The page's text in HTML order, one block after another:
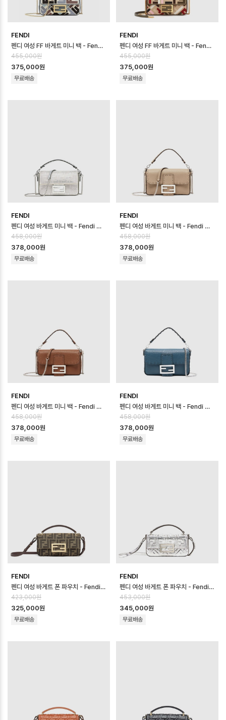
FENDI
펜디 여성 FF 바게트 미니 백 - Fendi Womens FF Baguette Mini …
455,000원
375,000원
무료배송
FENDI
펜디 여성 FF 바게트 미니 백 - Fendi Womens FF Baguette Mini …
455,000원
375,000원
무료배송
FENDI
펜디 여성 바게트 미니 백 - Fendi Womens Baguette Mini Bag - …
458,000원
378,000원
무료배송
FENDI
펜디 여성 바게트 미니 백 - Fendi Womens Baguette Mini Bag - …
458,000원
378,000원
무료배송
FENDI
펜디 여성 바게트 미니 백 - Fendi Womens Baguette Mini Bag - …
458,000원
378,000원
무료배송
FENDI
펜디 여성 바게트 미니 백 - Fendi Womens Baguette Mini Bag - …
458,000원
378,000원
무료배송
FENDI
펜디 여성 바게트 폰 파우치 - Fendi Womens Baguette Phone Pouc…
423,000원
325,000원
무료배송
FENDI
펜디 여성 바게트 폰 파우치 - Fendi Womens Baguette Phone Pouc…
453,000원
345,000원
무료배송